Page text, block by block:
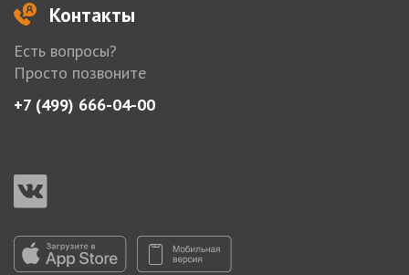
Контакты
Есть вопросы?
Просто позвоните
+7 (499) 666-04-00